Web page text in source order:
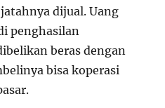
dijual. Uang
penghasilan
beras dengan
bisa koperasi